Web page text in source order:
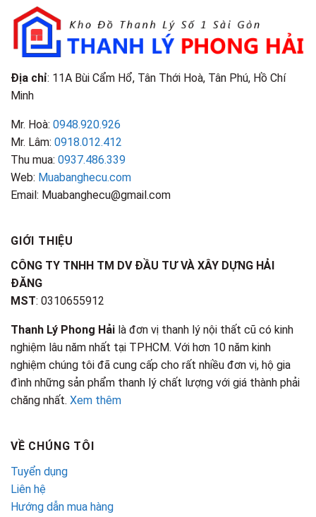
Điểm
Nhận
Biết
Địa chỉ: 11A Bùi Cẩm Hổ, Tân Thới Hoà, Tân Phú, Hồ Chí
Minh
Mr. Hoà: 0948.920.926
Mr. Lâm: 0918.012.412
Thu mua: 0937.486.339
Web: Muabanghecu.com
Email: Muabanghecu@gmail.com
GIỚI THIỆU
CÔNG TY TNHH TM DV ĐẦU TƯ VÀ XÂY DỰNG HẢI
ĐĂNG
MST: 0310655912
Thanh Lý Phong Hải là đơn vị thanh lý nội thất cũ có kinh
nghiệm lâu năm nhất tại TPHCM. Với hơn 10 năm kinh
nghiệm chúng tôi đã cung cấp cho rất nhiều đơn vị, hộ gia
đình những sản phẩm thanh lý chất lượng với giá thành phải
chăng nhất. Xem thêm
VỀ CHÚNG TÔI
Tuyển dụng
Liên hệ
Hướng dẫn mua hàng